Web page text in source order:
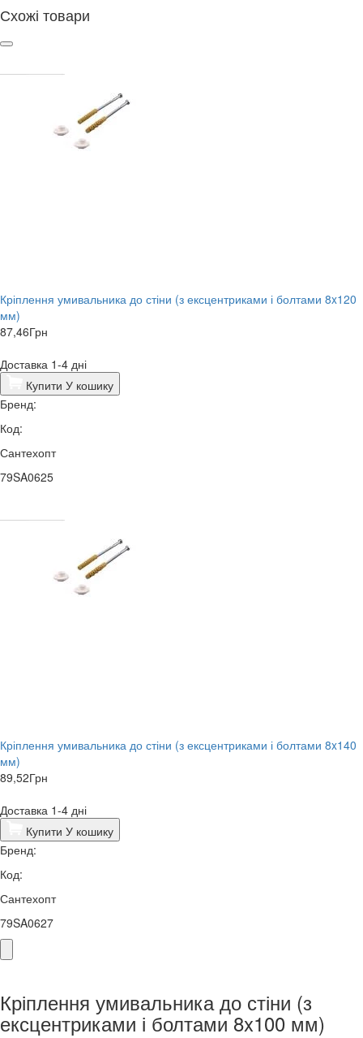
Схожі товари
Кріплення умивальника до стіни (з ексцентриками і болтами 8x120
мм)
87,46Грн
Доставка 1-4 дні
Купити У кошику
Бренд:
Код:
Сантехопт
79SA0625
Кріплення умивальника до стіни (з ексцентриками і болтами 8x140
мм)
89,52Грн
Доставка 1-4 дні
Купити У кошику
Бренд:
Код:
Сантехопт
79SA0627
Кріплення умивальника до стіни (з
ексцентриками і болтами 8x100 мм)